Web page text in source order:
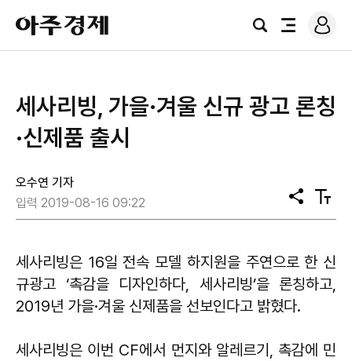
아
주
경
검
전
로
그
세사리빙, 가을·겨울 신규 광고 론칭
·신제품 출시
오수연 기자
입력 2019-08-16 09:22
공
유
텍
스
기
세사리빙은 16일 전속 모델 하지원을 주연으로 한 신
규광고 ‘촉감을 디자인하다, 세사리빙’을 론칭하고,
2019년 가을·겨울 신제품을 선보인다고 밝혔다.
세사리빙은 이번 CF에서 먼지와 알레르기, 촉감에 민